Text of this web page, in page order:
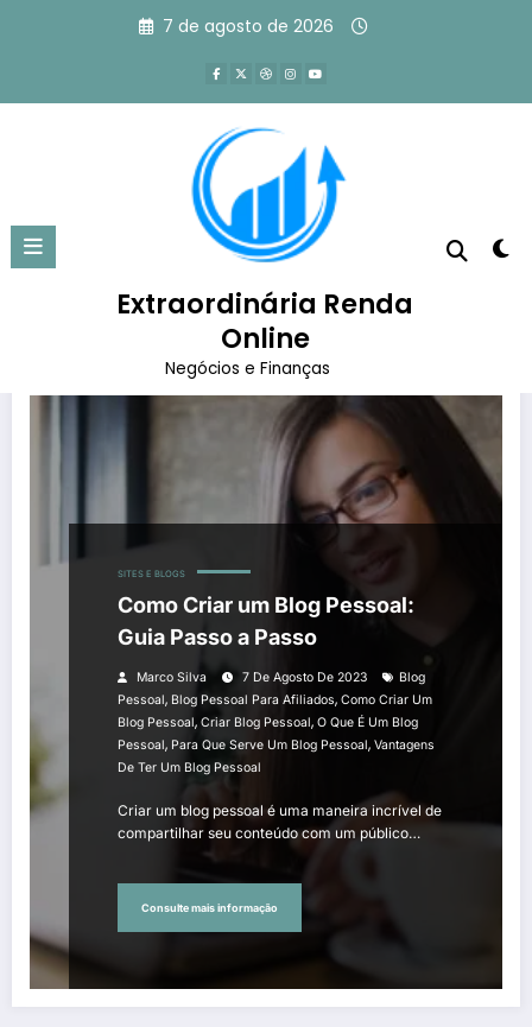
7 de agosto de 2026
Extraordinária Renda
Online
Negócios e Finanças
Tag: o que é um blog pessoal
SITES E BLOGS
Como Criar um Blog Pessoal:
Guia Passo a Passo
Marco Silva 7 De Agosto De 2023
Blog
Pessoal, Blog Pessoal Para Afiliados, Como Criar Um
Blog Pessoal, Criar Blog Pessoal, O Que É Um Blog
Pessoal, Para Que Serve Um Blog Pessoal, Vantagens
De Ter Um Blog Pessoal
Criar um blog pessoal é uma maneira incrível de
compartilhar seu conteúdo com um público…
Consulte mais informação